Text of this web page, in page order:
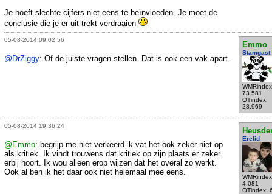
Je hoeft slechte cijfers niet eens te beïnvloeden. Je moet de
conclusie die je er uit trekt verdraaien
05-08-2014 09:02:56
Emmo
Stamgast
73.581
OTindex:
28.969
@DrZiggy: Of de juiste vragen stellen. Dat is ook een vak apart.
05-08-2014 19:36:24
Erelid
4.081
OTindex:
@Emmo: begrijp me niet verkeerd ik vat het ook zeker niet op
als kritiek. Ik vindt trouwens dat kritiek op zijn plaats er zeker
erbij hoort. Ik wou alleen erop wijzen dat het overal zo werkt.
Ook al ben ik het daar ook niet helemaal mee eens.